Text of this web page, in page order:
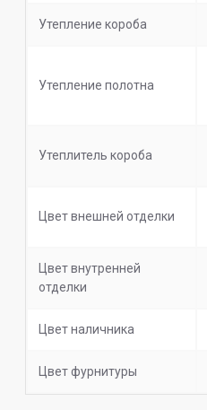
Утепление короба
Утепление полотна
Утеплитель короба
Цвет внешней отделки
Цвет внутренней
отделки
Цвет наличника
Цвет фурнитуры